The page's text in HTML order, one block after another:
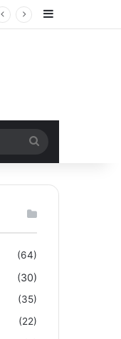
for
(64)
(30)
(35)
(22)